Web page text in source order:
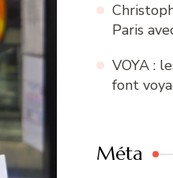
Paris
VOYA :
font
Méta